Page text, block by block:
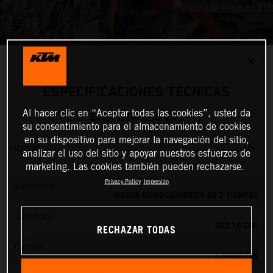
2024 KTM 300 EXC
MOTOR
6 MARCHAS
Al hacer clic en “Aceptar todas las cookies”, usted da
su consentimiento para el almacenamiento de cookies
en su dispositivo para mejorar la navegación del sitio,
analizar el uso del sitio y apoyar nuestros esfuerzos de
marketing. Las cookies también pueden rechazarse.
Privacy Policy Impresión
RECHAZAR TODAS